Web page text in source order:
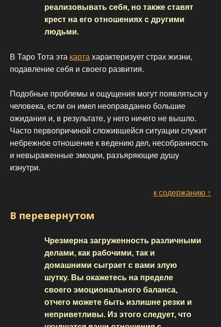
реализовывать себя, но также ставят
крест на его отношениях с другими
людьми.
В Таро Тота эта карта характеризует страх жизни,
подавление себя и своего развития.
Подобные проблемы и ощущения могут появляться у
человека, если он имел неоправданно большие
ожидания и, в результате, у него ничего не вышло.
Часто первопричиной сложившейся ситуации служит
небрежное отношение к ведению дел, несобранность
и невыраженные эмоции, разъяряющие душу
изнутри.
к содержанию ↑
В перевернутом
Чрезмерна загруженность различными
делами, как рабочими, так и
домашними сыграет с вами злую
шутку. Вы окажетесь на пределе
своего эмоционального баланса,
отчего можете быть излишне резки и
неприветливы. Из этого следует, что